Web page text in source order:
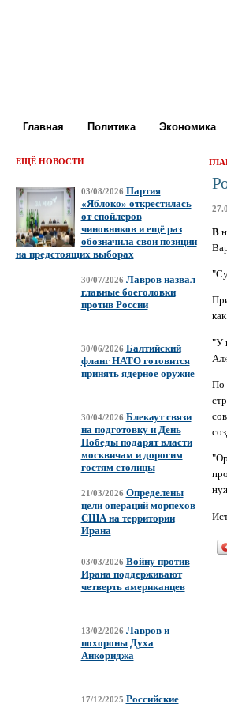
Главная Политика Экономика
ЕЩЁ НОВОСТИ
03/08/2026 Партия
«Яблоко» открестилась
от спойлеров
чиновников и ещё раз
обозначила свои позиции
на предстоящих выборах
30/07/2026 Лавров назвал
главные боеголовки
против России
30/06/2026 Балтийский
фланг НАТО готовится
принять ядерное оружие
30/04/2026 Блекаут связи
на подготовку и День
Победы подарят власти
москвичам и дорогим
гостям столицы
21/03/2026 Определены
цели операций морпехов
США на территории
Ирана
03/03/2026 Войну против
Ирана поддерживают
четверть американцев
13/02/2026 Лавров и
похороны Духа
Анкориджа
17/12/2025 Российские
В
"У
По